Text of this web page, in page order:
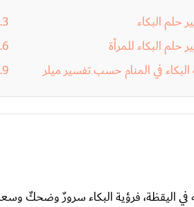
حلم البكاء
حلم البكاء للمرأة
البكاء في المنام حسب تفسير ميلر
فرؤية البكاء سرورٌ وضحكٌ